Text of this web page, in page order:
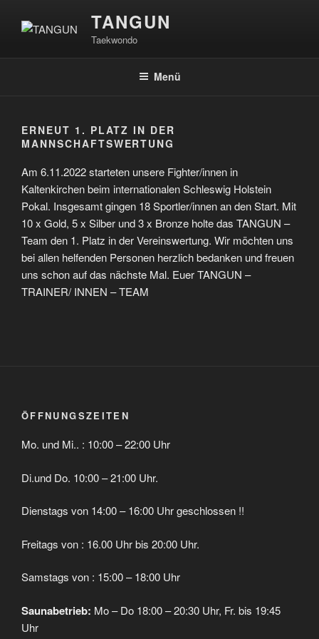
Inhalt
TANGUN
Taekwondo
Menü
ERNEUT 1. PLATZ IN DER
MANNSCHAFTSWERTUNG
Am 6.11.2022 starteten unsere Fighter/innen in
Kaltenkirchen beim internationalen Schleswig Holstein
Pokal. Insgesamt gingen 18 Sportler/innen an den Start. Mit
10 x Gold, 5 x Silber und 3 x Bronze holte das TANGUN –
Team den 1. Platz in der Vereinswertung. Wir möchten uns
bei allen helfenden Personen herzlich bedanken und freuen
uns schon auf das nächste Mal. Euer TANGUN –
TRAINER/ INNEN – TEAM
ÖFFNUNGSZEITEN
Mo. und Mi.. : 10:00 – 22:00 Uhr
Di.und Do. 10:00 – 21:00 Uhr.
Dienstags von 14:00 – 16:00 Uhr geschlossen !!
Freitags von : 16.00 Uhr bis 20:00 Uhr.
Samstags von : 15:00 – 18:00 Uhr
Saunabetrieb: Mo – Do 18:00 – 20:30 Uhr, Fr. bis 19:45
Uhr